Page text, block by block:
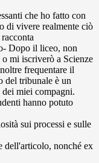
che ho fatto con
di vivere realmente ciò
Dopo il liceo, non
mi iscriverò a Scienze
frequentare il
tribunale è un
miei compagni.
hanno potuto
sui processi e sulle
dell'articolo, nonché ex